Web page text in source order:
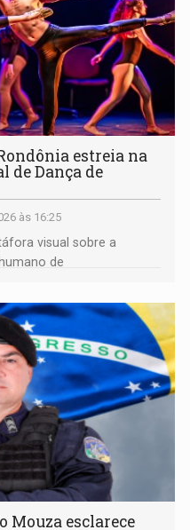
estreia na
de Dança de
às 16:25
visual sobre a
de
Mouza esclarece